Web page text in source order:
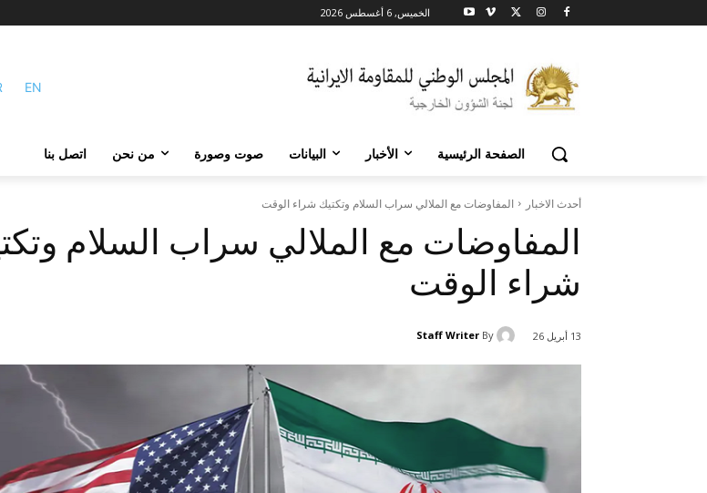
الخميس, 6 أغسطس 2026
EN
الصفحة الرئيسية الأخبار البيانات صوت وصورة من نحن اتصل بنا
أحدث الاخبار المفاوضات مع الملالي سراب السلام وتكتيك شراء الوقت
المفاوضات مع الملالي سراب السلام
شراء الوقت
13 أبريل 26 By
Staff Writer